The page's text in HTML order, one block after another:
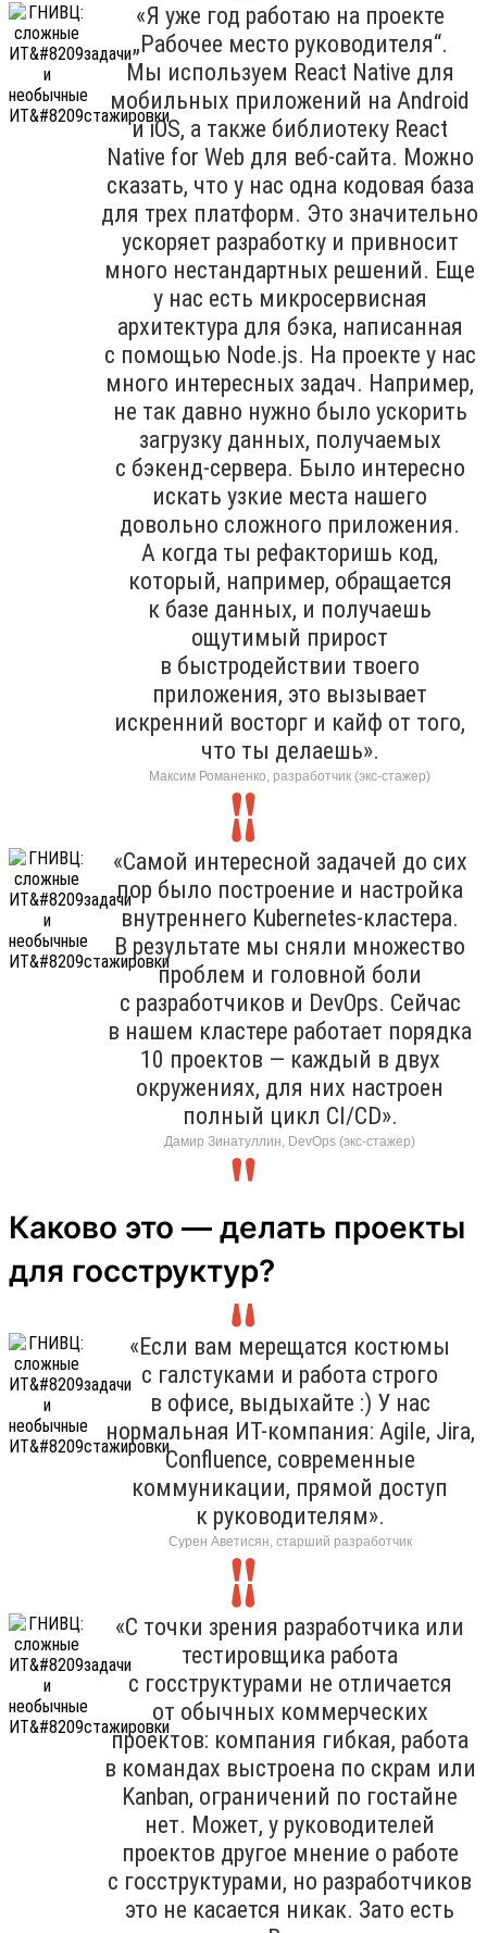
«Я уже год работаю на проекте
„Рабочее место руководителя“.
Мы используем React Native для
мобильных приложений на Android
и iOS, а также библиотеку React
Native for Web для веб-сайта. Можно
сказать, что у нас одна кодовая база
для трех платформ. Это значительно
ускоряет разработку и привносит
много нестандартных решений. Еще
у нас есть микросервисная
архитектура для бэка, написанная
с помощью Node.js. На проекте у нас
много интересных задач. Например,
не так давно нужно было ускорить
загрузку данных, получаемых
с бэкенд-сервера. Было интересно
искать узкие места нашего
довольно сложного приложения.
А когда ты рефакторишь код,
который, например, обращается
к базе данных, и получаешь
ощутимый прирост
в быстродействии твоего
приложения, это вызывает
искренний восторг и кайф от того,
что ты делаешь».
Максим Романенко, разработчик (экс-стажер)
«Самой интересной задачей до сих
пор было построение и настройка
внутреннего Kubernetes-кластера.
В результате мы сняли множество
проблем и головной боли
с разработчиков и DevOps. Сейчас
в нашем кластере работает порядка
10 проектов — каждый в двух
окружениях, для них настроен
полный цикл CI/CD».
Дамир Зинатуллин, DevOps (экс-стажер)
Каково это — делать проекты
для госструктур?
«Если вам мерещатся костюмы
с галстуками и работа строго
в офисе, выдыхайте :) У нас
нормальная ИТ-компания: Agile, Jira,
Confluence, современные
коммуникации, прямой доступ
к руководителям».
Сурен Аветисян, старший разработчик
«С точки зрения разработчика или
тестировщика работа
с госструктурами не отличается
от обычных коммерческих
проектов: компания гибкая, работа
в командах выстроена по скрам или
Kanban, ограничений по гостайне
нет. Может, у руководителей
проектов другое мнение о работе
с госструктурами, но разработчиков
это не касается никак. Зато есть